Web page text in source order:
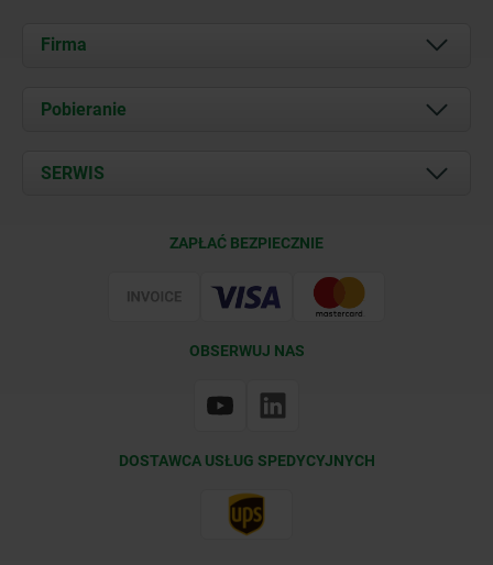
Firma
O nas
Kontakt
Pobieranie
Documents
SERWIS
ZAPŁAĆ BEZPIECZNIE
OBSERWUJ NAS
DOSTAWCA USŁUG SPEDYCYJNYCH